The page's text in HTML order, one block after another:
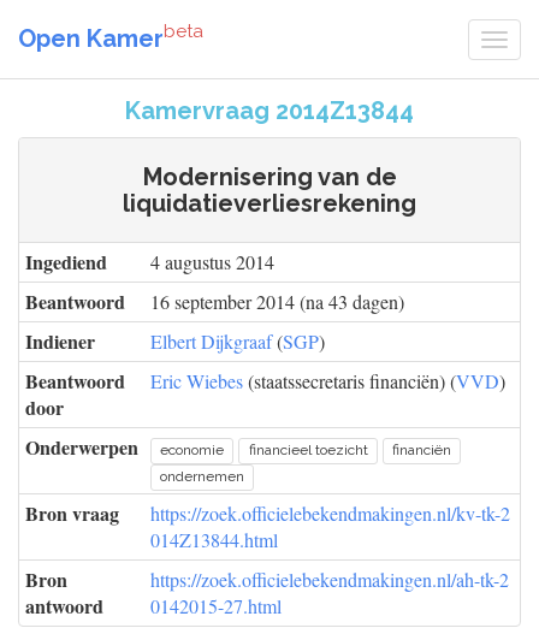
Open Kamerbeta
Kamervraag 2014Z13844
Modernisering van de
liquidatieverliesrekening
Ingediend 4 augustus 2014
Beantwoord 16 september 2014 (na 43 dagen)
Indiener Elbert Dijkgraaf(SGP)
Beantwoord
door
Eric Wiebes(staatssecretaris financiën) (VVD)
Onderwerpen economie financieel toezicht
financiën
ondernemen
Bron vraag
https://zoek.officielebekendmakingen.nl/kv-tk-2
014Z13844.html
Bron
antwoord
https://zoek.officielebekendmakingen.nl/ah-tk-2
0142015-27.html